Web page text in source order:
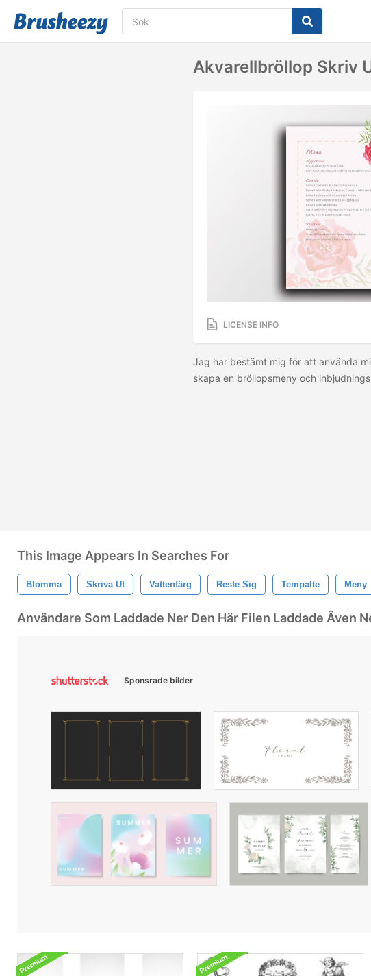
Akvarellbröllop Skriv
LICENSE INFO
Jag har bestämt mig för att använda
skapa en bröllopsmeny och
This Image Appears In Searches For
Blomma Skriva Ut Vattenfärg Reste Sig Tempalte Meny
Användare Som Laddade Ner Den Här Filen Laddade Även
Sponsrade bilder